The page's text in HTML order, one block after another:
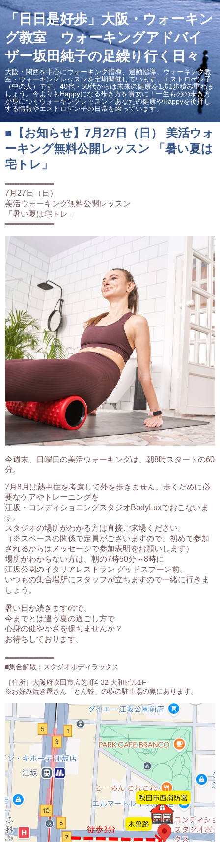
「日日是好歩」大阪・ウォーキン
グ教室 ウォーキングアドバイ
ザー坂田純子の足繰り行く日々
大阪・関西を中心にウォーキング指導、運動指導。ウォーキング教
室・ウォーキングレッスンを定期開催しています。エストロゲン子
（中の人）です。40代・50代からは未来の健康を1歩1歩積み重ねま
しょう。今よりもHappyになる歩き方を貴女に！一生ものの歩き方
が身につくウォーキングレッスン／あなたの健康やHappyを後押し
する情報やエストロゲン子の日常を綴っています。
■【お知らせ】7月27日（日） 美活ウォ
ーキング無料公開レッスン 「暑い夏は
宅トレ」
━━━━━━━━━━
7月27日（日）
美活ウォーキング無料公開レッスン
「暑い夏は宅トレ」
━━━━━━━━━━
今週末、日曜日の美活ウォーキングは、朝8時スタートの60
分。
7月8月は熱中症を考慮して外を歩きません。歩くために必
要なケアやトレーニングを
江坂・コンディショニングスタジオBodyLuxでおこないま
す。
スタジオの場所がわかる方は直接ご来場ください。
（※スペースの関係で定員がございますので、初めて参加
されるからはメッセージで参加表明をお願いします）
場所がわからない方は、朝の7時50分～8時に
江坂公園のイタリアレストラン グッドスプーン前。
いつもの集合場所にスタッフが立ちますので一緒に行きま
しょう。
暑い日が続きますので、
今までとは違う夏の過ごし方で
心身の健やかさを保ちませんか？
お待ちしております。
━━━━━━━━━━
■集合解散：スタジオボディラックス
［住所］大阪府吹田市広芝町4-32 大和ビル1F
※お好み焼き屋さん「とん鉄」の横の駐車場の奥にあります。